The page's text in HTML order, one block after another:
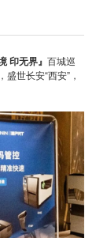
印无界』 百城巡
世长安“西安”，